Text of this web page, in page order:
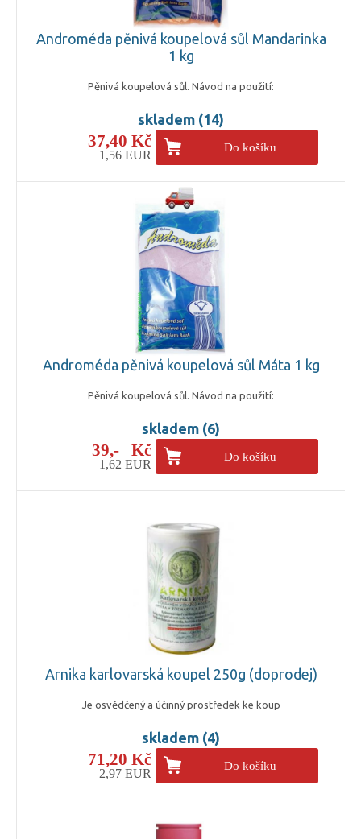
Androméda pěnivá koupelová sůl Mandarinka
1 kg
Pěnivá koupelová sůl. Návod na použití:
skladem (14)
37,40 Kč
1,56 EUR
Do košíku
Androméda pěnivá koupelová sůl Máta 1 kg
Pěnivá koupelová sůl. Návod na použití:
skladem (6)
39,- Kč
1,62 EUR
Do košíku
Arnika karlovarská koupel 250g (doprodej)
Je osvědčený a účinný prostředek ke koup
skladem (4)
71,20 Kč
2,97 EUR
Do košíku